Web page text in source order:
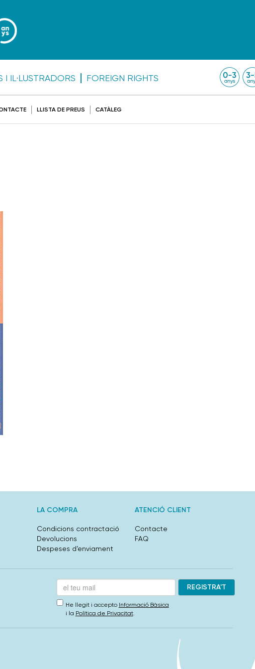
I IL·LUSTRADORS FOREIGN RIGHTS
LLISTA DE PREUS CATÀLEG
LA COMPRA
Condicions contractació
Devolucions
Despeses d’enviament
ATENCIÓ CLIENT
Contacte
FAQ
He llegit i accepto Informació Bàsica
i la Política de Privacitat.